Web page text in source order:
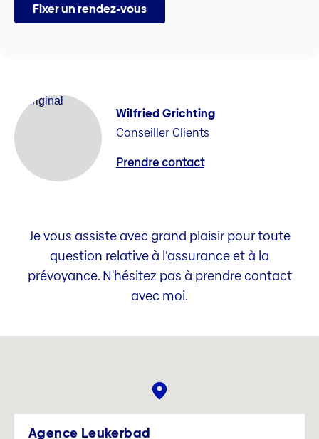
Fixer un rendez-vous
Wilfried Grichting
Conseiller Clients
Prendre contact
Je vous assiste avec grand plaisir pour toute
question relative à l’assurance et à la
prévoyance. N'hésitez pas à prendre contact
avec moi.
Agence Leukerbad